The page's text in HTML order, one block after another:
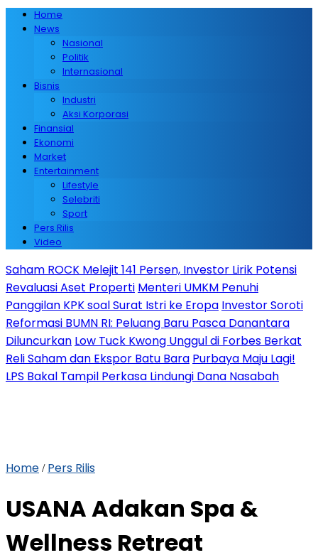
Home
News
Nasional
Politik
Internasional
Bisnis
Industri
Aksi Korporasi
Finansial
Ekonomi
Market
Entertainment
Lifestyle
Selebriti
Sport
Pers Rilis
Video
Saham ROCK Melejit 141 Persen, Investor Lirik Potensi
Revaluasi Aset Properti Menteri UMKM Penuhi
Panggilan KPK soal Surat Istri ke Eropa Investor Soroti
Reformasi BUMN RI: Peluang Baru Pasca Danantara
Diluncurkan Low Tuck Kwong Unggul di Forbes Berkat
Reli Saham dan Ekspor Batu Bara Purbaya Maju Lagi!
LPS Bakal Tampil Perkasa Lindungi Dana Nasabah
Home / Pers Rilis
USANA Adakan Spa &
Wellness Retreat